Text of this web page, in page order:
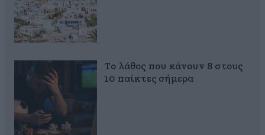
Το λάθος που κάνουν 8 στους
10 παίκτες σήμερα